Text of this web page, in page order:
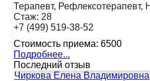
Терапевт, Рефлексотерапевт,
Стаж: 28
+7 (499) 519-38-52
Стоимость приема: 6500
Подробнее...
Последний отзыв
Чиркова Елена Владимировна